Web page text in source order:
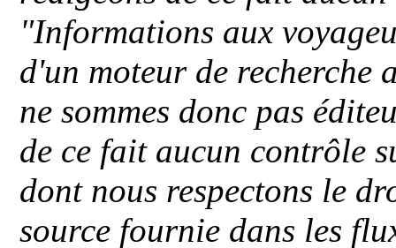
"Informations aux
d'un moteur de recherche
ne sommes donc pas
de ce fait aucun contrôle
dont nous respectons le
source fournie dans les